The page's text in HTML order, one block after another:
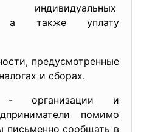
а также уплату
предусмотренные
и сборах.
- организации и
помимо
письменно сообщать в